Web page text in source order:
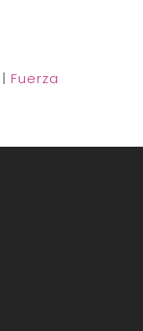
| Fuerza